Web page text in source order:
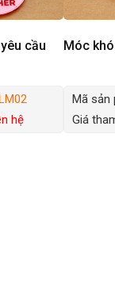
cầu
hệ
Móc
Mã sản
Giá